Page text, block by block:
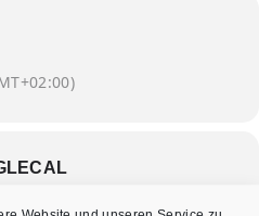
Rohrbach,
Themen zu erhalten: